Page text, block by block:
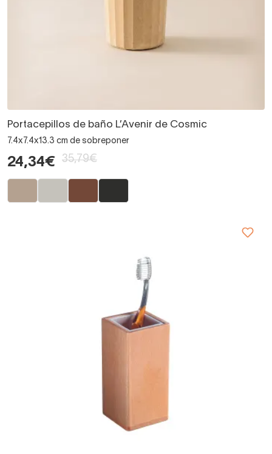
Portacepillos de baño L’Avenir de Cosmic
7.4x7.4x13.3 cm de sobreponer
24,34€ 35,79€